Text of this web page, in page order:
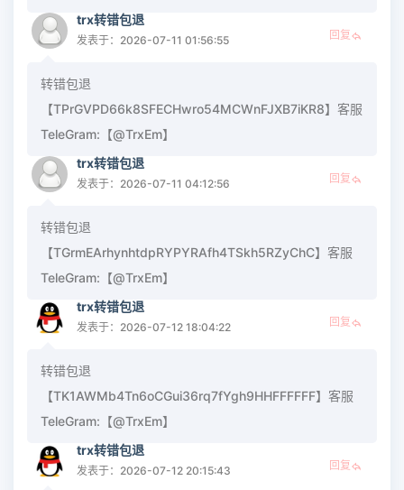
trx转错包退
发表于：2026-07-11 01:56:55 回复
转错包退
【TPrGVPD66k8SFECHwro54MCWnFJXB7iKR8】客服
TeleGram:【@TrxEm】
trx转错包退
发表于：2026-07-11 04:12:56 回复
转错包退
【TGrmEArhynhtdpRYPYRAfh4TSkh5RZyChC】客服
TeleGram:【@TrxEm】
trx转错包退
发表于：2026-07-12 18:04:22 回复
转错包退
【TK1AWMb4Tn6oCGui36rq7fYgh9HHFFFFFF】客服
TeleGram:【@TrxEm】
trx转错包退
发表于：2026-07-12 20:15:43 回复